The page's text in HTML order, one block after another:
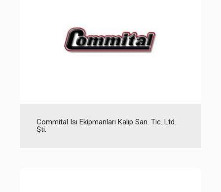
Commital Isı Ekipmanları Kalıp San. Tic. Ltd.
Şti.